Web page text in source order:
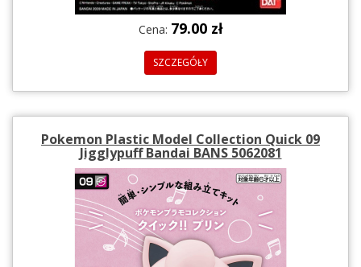
Cena: 79.00 zł
SZCZEGÓŁY
Pokemon Plastic Model Collection Quick 09
Jigglypuff Bandai BANS 5062081